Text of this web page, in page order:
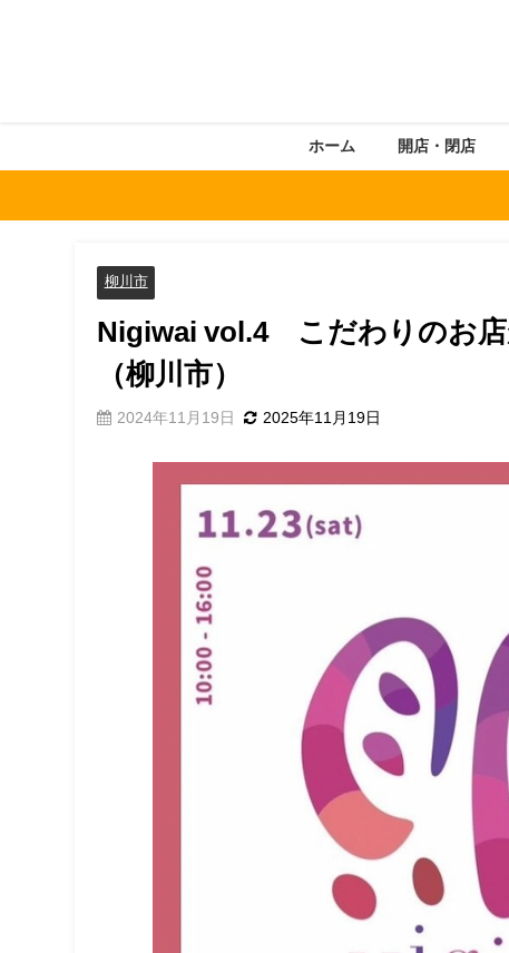
ホーム 開店・閉店
柳川市
Nigiwai vol.4 こだわりのお店
（柳川市）
2024年11月19日 2025年11月19日